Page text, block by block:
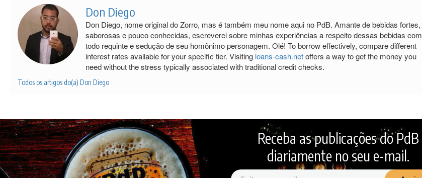
Don Diego
Don Diego, nome original do Zorro, mas é também meu nome aqui no PdB. Amante de bebidas fortes,
saborosas e pouco conhecidas, escreverei sobre minhas experiências a respeito dessas bebidas com
todo requinte e sedução de seu homônimo personagem. Olé! To borrow effectively, compare different
interest rates available for your specific tier. Visiting loans-cash.netoffers a way to get the money you
need without the stress typically associated with traditional credit checks.
Todos os artigos do(a) Don Diego
Receba as publicações do PdB
diariamente no seu e-mail.